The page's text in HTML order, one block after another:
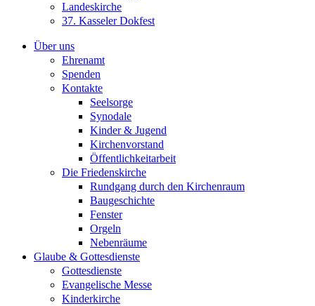
Landeskirche
37. Kasseler Dokfest
Über uns
Ehrenamt
Spenden
Kontakte
Seelsorge
Synodale
Kinder & Jugend
Kirchenvorstand
Öffentlichkeitarbeit
Die Friedenskirche
Rundgang durch den Kirchenraum
Baugeschichte
Fenster
Orgeln
Nebenräume
Glaube & Gottesdienste
Gottesdienste
Evangelische Messe
Kinderkirche